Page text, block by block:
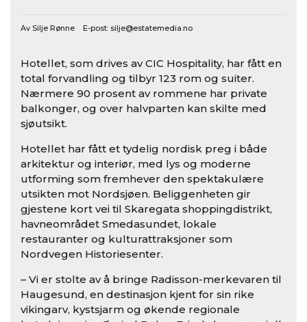
Av Silje Rønne E-post: silje@estatemedia.no
Hotellet, som drives av CIC Hospitality, har fått en
total forvandling og tilbyr 123 rom og suiter.
Nærmere 90 prosent av rommene har private
balkonger, og over halvparten kan skilte med
sjøutsikt.
Hotellet har fått et tydelig nordisk preg i både
arkitektur og interiør, med lys og moderne
utforming som fremhever den spektakulære
utsikten mot Nordsjøen. Beliggenheten gir
gjestene kort vei til Skaregata shoppingdistrikt,
havneområdet Smedasundet, lokale
restauranter og kulturattraksjoner som
Nordvegen Historiesenter.
– Vi er stolte av å bringe Radisson-merkevaren til
Haugesund, en destinasjon kjent for sin rike
vikingarv, kystsjarm og økende regionale